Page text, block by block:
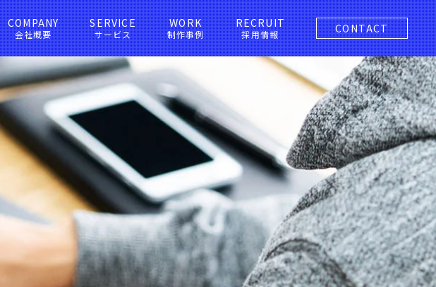
COMPANY
会社概要
SERVICE
サービス
WORK
制作事例
RECRUIT
採用情報 CONTACT